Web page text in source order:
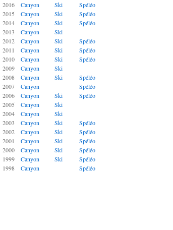
2016
Canyon Ski
Spéléo
2015
Canyon Ski
Spéléo
2014
Canyon Ski
Spéléo
2013
Canyon
Ski
2012
Canyon Ski
Spéléo
2011
Canyon Ski
Spéléo
2010
Canyon Ski
Spéléo
2009
Canyon
Ski
2008
Canyon Ski
Spéléo
2007
Canyon
Spéléo
2006
Canyon Ski
Spéléo
2005
Canyon
Ski
2004
Canyon
Ski
2003
Canyon Ski
Spéléo
2002
Canyon Ski
Spéléo
2001
Canyon Ski
Spéléo
2000
Canyon Ski
Spéléo
1999
Canyon Ski
Spéléo
1998
Canyon Spéléo